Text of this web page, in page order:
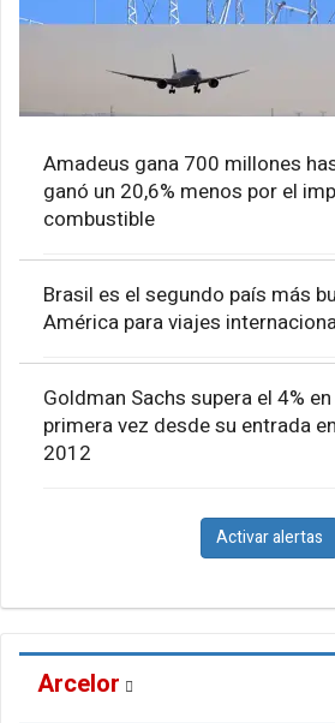
Amadeus gana 700 millones
ganó un 20,6% menos por el
combustible
Brasil es el segundo país más
América para viajes
Goldman Sachs supera el 4%
primera vez desde su entrada
2012
Activar alertas
Arcelor